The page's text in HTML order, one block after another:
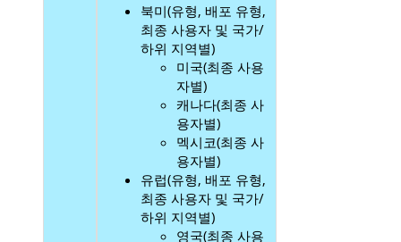
북미(유형, 배포 유형,
최종 사용자 및 국가/
하위 지역별)
미국(최종 사용
자별)
캐나다(최종 사
용자별)
멕시코(최종 사
용자별)
유럽(유형, 배포 유형,
최종 사용자 및 국가/
하위 지역별)
영국(최종 사용